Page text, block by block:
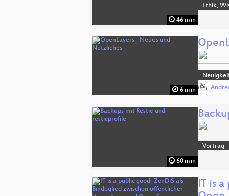
46 min
Ethik,
6 min
60 min
Vortrag
IT is